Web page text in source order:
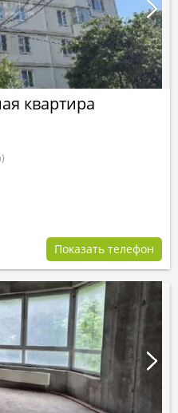
квартира
Показать телефон